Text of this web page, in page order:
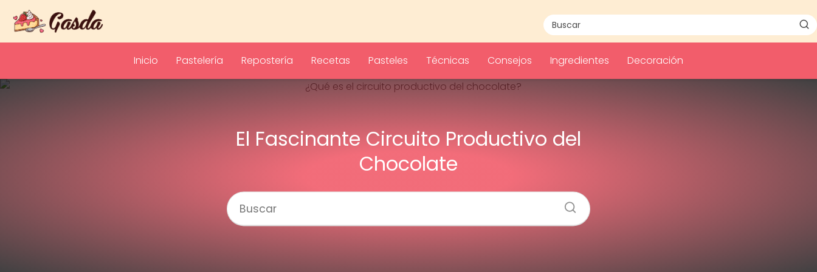
Inicio Pastelería Repostería Recetas Pasteles Técnicas Consejos Ingredientes Decoración
El Fascinante Circuito Productivo del
Chocolate